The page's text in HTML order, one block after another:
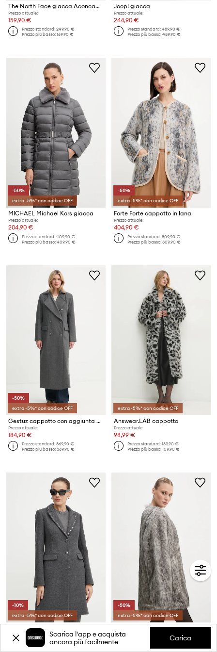
The North Face giacca Aconcagua
Prezzo attuale:
159,90 €
Prezzo standard:249,90 €
Prezzo più basso:169,90 €
Joop! giacca
Prezzo attuale:
244,90 €
Prezzo standard:489,90 €
Prezzo più basso:489,90 €
-50%
extra -5%* con codice OFF
MICHAEL Michael Kors giacca
Prezzo attuale:
204,90 €
Prezzo standard:409,90 €
Prezzo più basso:409,90 €
-50%
extra -5%* con codice OFF
Forte Forte cappotto in lana
Prezzo attuale:
404,90 €
Prezzo standard:809,90 €
Prezzo più basso:809,90 €
-50%
extra -5%* con codice OFF
Gestuz cappotto con aggiunta di lana
Prezzo attuale:
184,90 €
Prezzo standard:369,90 €
Prezzo più basso:369,90 €
extra -5%* con codice OFF
Answear.LAB cappotto
Prezzo attuale:
98,99 €
Prezzo standard:189,90 €
Prezzo più basso:109,90 €
-10%
extra -5%* con codice OFF
Morgan cappotto in lana GLAM
Prezzo attuale:
102,99 €
-50%
extra -5%* con codice OFF
Gestuz cappotto
Prezzo attuale:
199,90 €
Scarica l'app e acquista
ancora più facilmente
Carica